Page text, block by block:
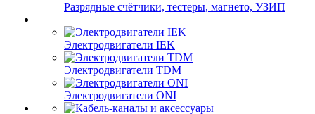
Разрядные счётчики, тестеры, магнето, УЗИП
Электродвигатели IEK
Электродвигатели TDM
Электродвигатели ONI